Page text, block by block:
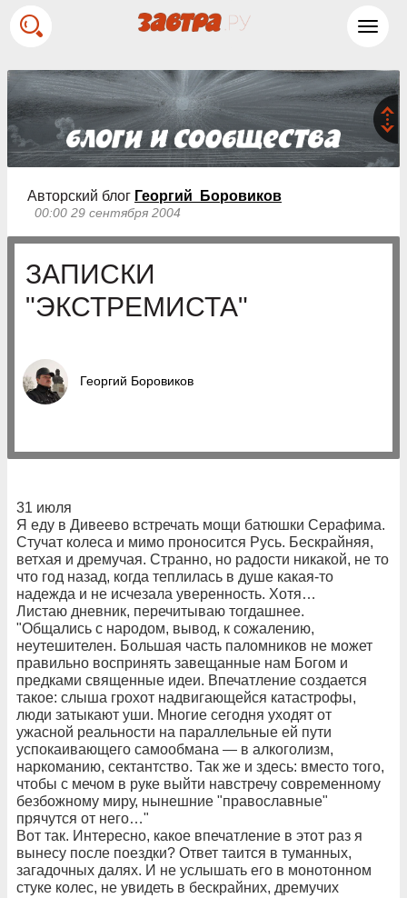
Авторский блог Георгий Боровиков
00:00 29 сентября 2004
ЗАПИСКИ
"ЭКСТРЕМИСТА"
Георгий Боровиков
31 июля
Я еду в Дивеево встречать мощи батюшки Серафима.
Стучат колеса и мимо проносится Русь. Бескрайняя,
ветхая и дремучая. Странно, но радости никакой, не то
что год назад, когда теплилась в душе какая-то
надежда и не исчезала уверенность. Хотя…
Листаю дневник, перечитываю тогдашнее.
"Общались с народом, вывод, к сожалению,
неутешителен. Большая часть паломников не может
правильно воспринять завещанные нам Богом и
предками священные идеи. Впечатление создается
такое: слыша грохот надвигающейся катастрофы,
люди затыкают уши. Многие сегодня уходят от
ужасной реальности на параллельные ей пути
успокаивающего самообмана — в алкоголизм,
наркоманию, сектантство. Так же и здесь: вместо того,
чтобы с мечом в руке выйти навстречу современному
безбожному миру, нынешние "православные"
прячутся от него…"
Вот так. Интересно, какое впечатление в этот раз я
вынесу после поездки? Ответ таится в туманных,
загадочных далях. И не услышать его в монотонном
стуке колес, не увидеть в бескрайних, дремучих